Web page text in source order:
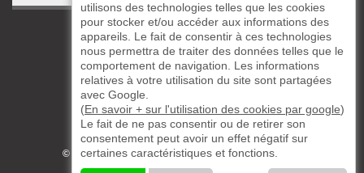
ccas le Bourg
87220 Boisseuil
05 33 06 14 49
06 37 57 44 80
Siret : 823732649
©2019 - 2026 TOUS DROITS RÉSERVÉS
utilisons des technologies telles que les cookies
pour stocker et/ou accéder aux informations des
appareils. Le fait de consentir à ces technologies
nous permettra de traiter des données telles que le
comportement de navigation. Les informations
relatives à votre utilisation du site sont partagées
avec Google.
(En savoir + sur l'utilisation des cookies par google)
Le fait de ne pas consentir ou de retirer son
consentement peut avoir un effet négatif sur
certaines caractéristiques et fonctions.